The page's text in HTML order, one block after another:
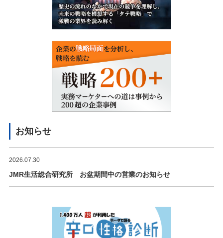
お知らせ
2026.07.30
JMR生活総合研究所 お盆期間中の営業のお知らせ